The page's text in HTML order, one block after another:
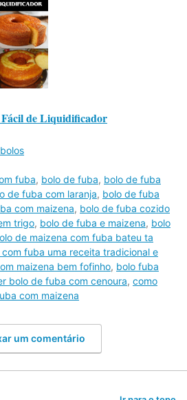
de Liquidificador
fuba, bolo de fuba, bolo de fuba
de fuba com laranja, bolo de fuba
com maizena, bolo de fuba cozido
trigo, bolo de fuba e maizena, bolo
de maizena com fuba bateu ta
fuba uma receita tradicional e
maizena bem fofinho, bolo fuba
bolo de fuba com cenoura, como
com maizena
um comentário